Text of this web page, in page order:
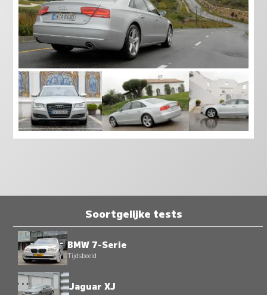
Soortgelijke tests
BMW 7-Serie
Tijdsbeeld
Jaguar XJ